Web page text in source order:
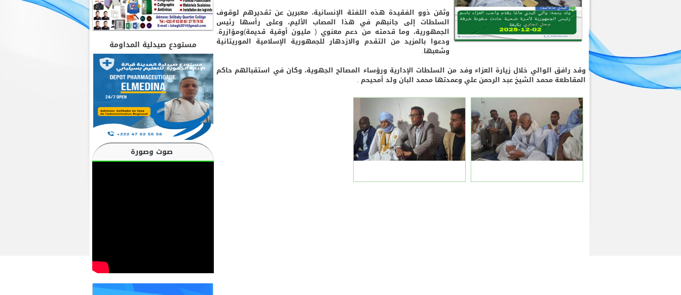
مستودع صيدلية المداومة
صوت وصورة
وثمّن ذوو الفقيدة هذه اللفتة الإنسانية، معبرين عن تقديرهم لوقوف
السلطات إلى جانبهم في هذا المصاب الأليم، وعلى رأسها رئيس
الجمهورية، وما قدمته من دعم معنوي ( مليون أوقية قديمة)ومؤازرة.
ودعوا بالمزيد من التقدم والازدهار للجمهورية الإسلامية الموريتانية
وشعبها.
وقد رافق الوالي خلال زيارة العزاء وفد من السلطات الإدارية ورؤساء المصالح الجهوية، وكان في استقبالهم حاكم
المقاطعة محمد الشيخ عبد الرحمن علي وعمدتها محمد البان ولد أمحيحم .